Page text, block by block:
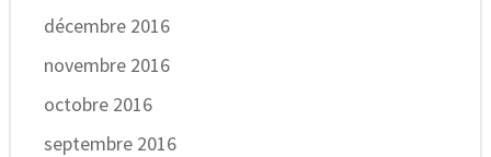
décembre 2016
novembre 2016
octobre 2016
septembre 2016